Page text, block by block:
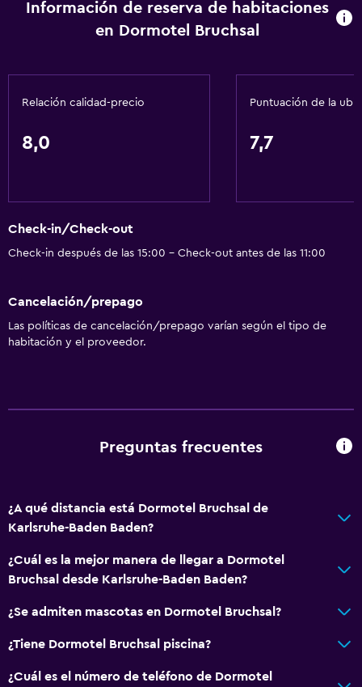
Información de reserva de habitaciones
en Dormotel Bruchsal
Relación calidad-precio
8,0
Puntuación de la
7,7
Check-in/Check-out
Check-in después de las 15:00 - Check-out antes de las 11:00
Cancelación/prepago
Las políticas de cancelación/prepago varían según el tipo de
habitación y el proveedor.
Preguntas frecuentes
¿A qué distancia está Dormotel Bruchsal de
Karlsruhe-Baden Baden?
¿Cuál es la mejor manera de llegar a Dormotel
Bruchsal desde Karlsruhe-Baden Baden?
¿Se admiten mascotas en Dormotel Bruchsal?
¿Tiene Dormotel Bruchsal piscina?
¿Cuál es el número de teléfono de Dormotel